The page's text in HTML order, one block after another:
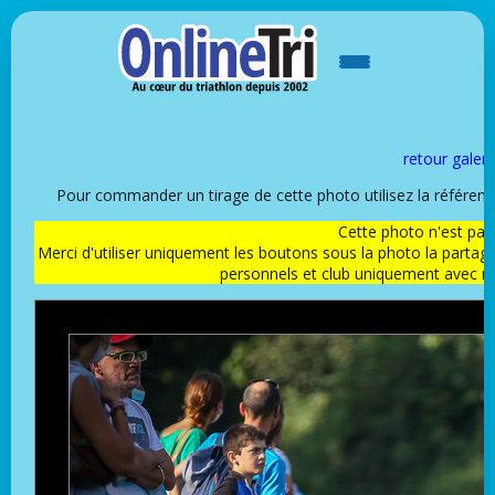
retour
Pour commander un tirage de cette photo utilisez la
Cette photo n'est
Merci d'utiliser uniquement les boutons sous la photo la
personnels et club uniquement avec